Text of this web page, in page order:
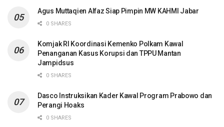
Agus Muttaqien Alfaz Siap Pimpin MW KAHMI Jabar
0 SHARES
Komjak RI Koordinasi Kemenko Polkam Kawal
Penanganan Kasus Korupsi dan TPPU Mantan
Jampidsus
0 SHARES
Dasco Instruksikan Kader Kawal Program Prabowo dan
Perangi Hoaks
0 SHARES